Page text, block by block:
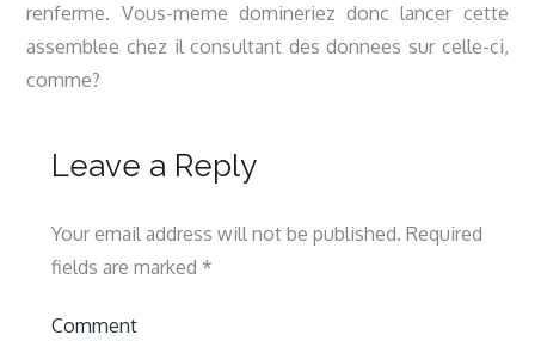
renferme. Vous-meme domineriez donc lancer cette
assemblee chez il consultant des donnees sur celle-ci,
comme?
Leave a Reply
Your email address will not be published. Required
fields are marked *
Comment